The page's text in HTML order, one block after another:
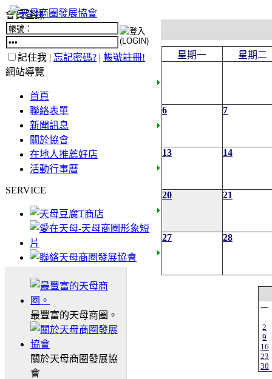
會員登錄
記住我 | 忘記密碼? | 帳號註冊!
網站導覽
首頁
聯絡表單
新聞訊息
關於協會
在地人推薦好店
活動行事曆
SERVICE
最豐富的天母商圈。
關於天母商圈發展協
會
星期一 星期二
6 7
13 14
20 21
27 28
一
2
9
16
23
30